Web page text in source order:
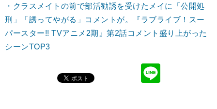
・クラスメイトの前で部活勧誘を受けたメイに「公開処
刑」「誘ってやがる」コメントが。『ラブライブ！スー
パースター!! TVアニメ2期』第2話コメント盛り上がった
シーンTOP3